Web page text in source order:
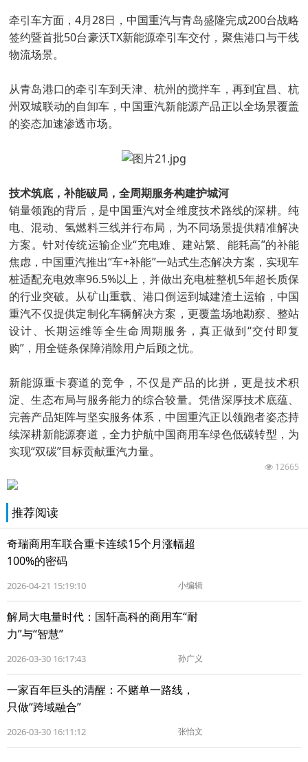
牵引车方面，4月28日，中国重汽与青岛盛隆完成200台战略
签约暨首批50台豪沃TX新能源牵引车交付，聚焦港口与干线
物流场景。
从青岛港口的牵引车到天津、杭州的搅拌车，再到宜昌、杭
州双城联动的自卸车，中国重汽新能源产品正以全场景覆盖
的姿态加速渗透市场。
技术筑底，补能破局，全周期服务构建护城河
销量领跑的背后，是中国重汽对全维度技术路线的深耕。纯
电、混动、氢燃料三线并行布局，为不同场景提供精准解决
方案。针对传统运输企业“充电难、建站繁、能耗高”的补能
焦虑，中国重汽推出“车+补能”一站式生态解决方案，实现车
桩适配充电效率96.5%以上，并做出充电桩整机5年超长质保
的行业突破。从矿山重载、港口倒运到城建渣土运输，中国
重汽不仅提供定制化车辆解决方案，更覆盖场地勘察、整站
设计、长期运维等全生命周期服务，真正做到“交付即复
购”，用全链条保障消除用户后顾之忧。
新能源重卡赛道的竞争，不仅是产品的比拼，更是技术积
淀、生态布局与服务能力的综合较量。凭借深厚技术底蕴、
完善产品矩阵与坚实服务体系，中国重汽正以领跑者姿态持
续深耕新能源赛道，全力护航中国商用车绿色低碳转型，为
实现“双碳”目标贡献重汽力量。
12665
推荐阅读
奇瑞商用车联合重卡连续15个月涨幅超
100%的密码
2026-04-21 15:19:10 小编辑
解局大电量时代：国轩高科的商用车“耐
力”与“智慧”
2026-03-30 16:17:43 孙广义
一家百年巨头的清醒：不赌单一路线，
只做“跨域融合”
2026-03-30 16:11:12 张怡文